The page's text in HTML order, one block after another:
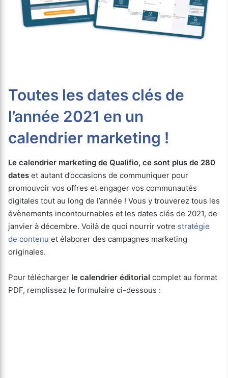
Toutes les dates clés de
l’année 2021 en un
calendrier marketing !
Le calendrier marketing de Qualifio, ce sont plus de 280
dates et autant d’occasions de communiquer pour
promouvoir vos offres et engager vos communautés
digitales tout au long de l’année ! Vous y trouverez tous les
évènements incontournables et les dates clés de 2021, de
janvier à décembre. Voilà de quoi nourrir votre stratégie
de contenu et élaborer des campagnes marketing
originales.
Pour télécharger le calendrier éditorial complet au format
PDF, remplissez le formulaire ci-dessous :